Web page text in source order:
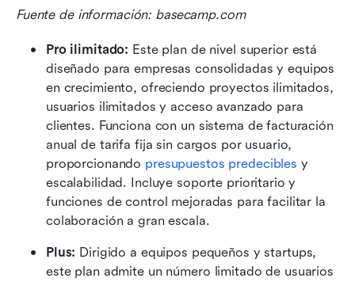
Fuente de información: basecamp.com
Pro ilimitado: Este plan de nivel superior está
diseñado para empresas consolidadas y equipos
en crecimiento, ofreciendo proyectos ilimitados,
usuarios ilimitados y acceso avanzado para
clientes. Funciona con un sistema de facturación
anual de tarifa fija sin cargos por usuario,
proporcionando presupuestos predecibles y
escalabilidad. Incluye soporte prioritario y
funciones de control mejoradas para facilitar la
colaboración a gran escala.
Plus: Dirigido a equipos pequeños y startups,
este plan admite un número limitado de usuarios